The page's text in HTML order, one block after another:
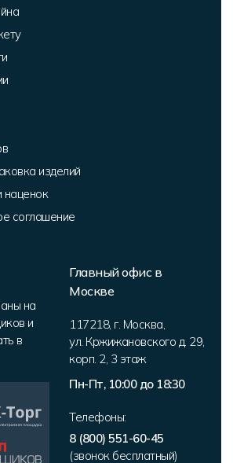
изделий
наценок
соглашение
на
и
в
Главный офис в
Москве
117218, г. Москва,
ул. Кржижановского д. 29,
корп. 2, 3 этаж
Пн-Пт, 10:00 до 18:30
Телефоны:
8 (800) 551-60-45
(звонок бесплатный)